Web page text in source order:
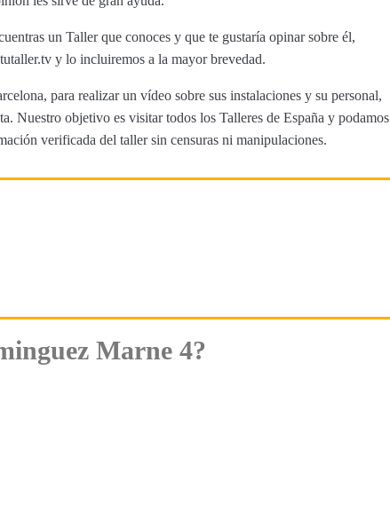
un Taller que conoces y que te gustaría opinar sobre él,
y lo incluiremos a la mayor brevedad.
para realizar un vídeo sobre sus instalaciones y su personal,
Nuestro objetivo es visitar todos los Talleres de España y podamos
verificada del taller sin censuras ni manipulaciones.
Marne 4?